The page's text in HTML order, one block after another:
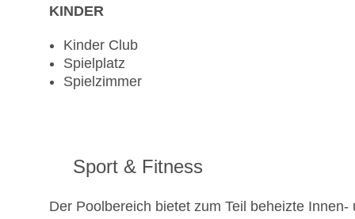
KINDER
Kinder Club
Spielplatz
Spielzimmer
Sport & Fitness
Der Poolbereich bietet zum Teil beheizte